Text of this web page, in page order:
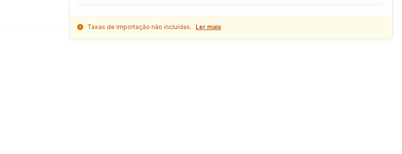
Taxas de importação não incluídas. Ler mais